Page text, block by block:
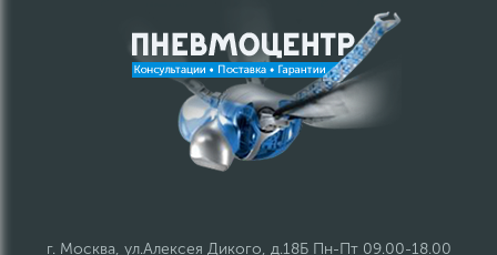
г. Москва, ул.Алексея Дикого, д.18Б Пн-Пт 09.00-18.00